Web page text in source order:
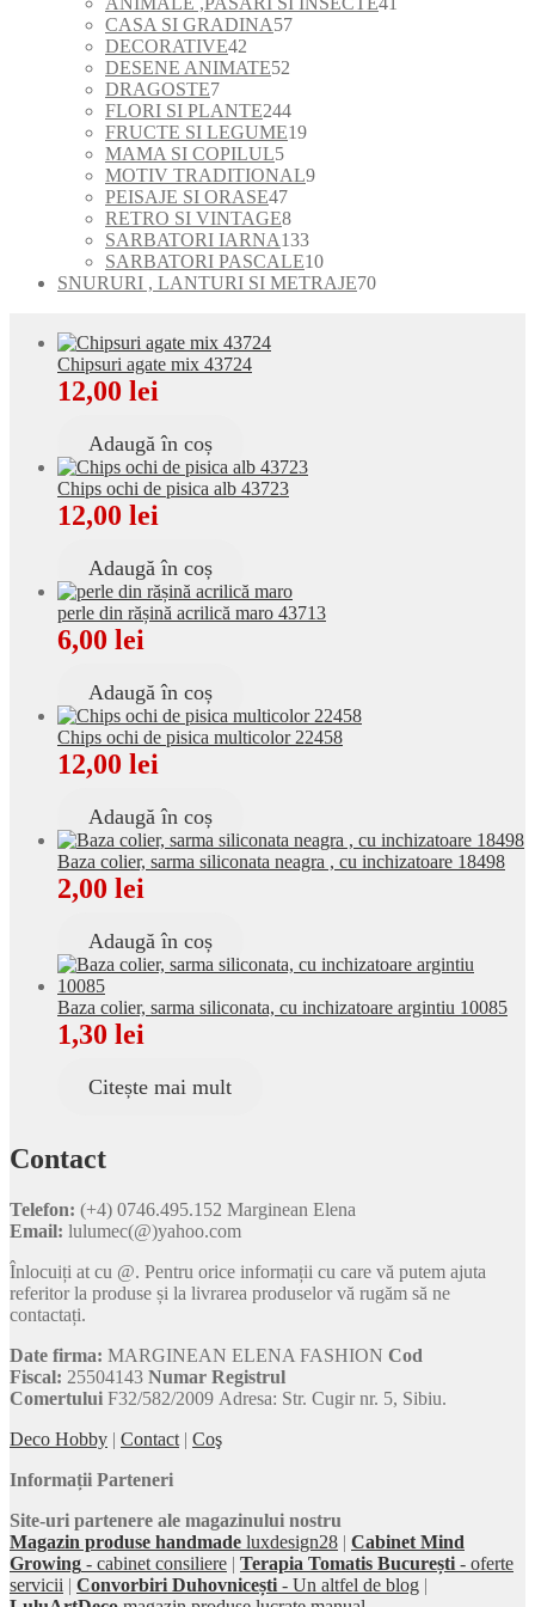
produse
CASA SI GRADINA5757
DECORATIVE42
de
DESENE ANIMATE52
produse
DRAGOSTE77
produse
FLORI SI PLANTE244244
de
FRUCTE SI LEGUME1919
MAMA SI COPILUL55
produse
MOTIV TRADITIONAL99
PEISAJE SI ORASE4747
de
produse
RETRO SI VINTAGE88
produse
SARBATORI IARNA133133
de
produse
SARBATORI PASCALE1010
produse
SNURURI , LANTURI SI METRAJE7070
Chipsuri agate mix 43724
12,00 lei
Adaugă în coș
Chips ochi de pisica alb 43723
12,00 lei
Adaugă în coș
perle din rășină acrilică maro 43713
6,00 lei
Adaugă în coș
Chips ochi de pisica multicolor 22458
12,00 lei
Adaugă în coș
Baza colier, sarma siliconata neagra , cu inchizatoare 18498
2,00 lei
Adaugă în coș
Baza colier, sarma siliconata, cu inchizatoare argintiu 10085
1,30 lei
Citește mai mult
Contact
Telefon: (+4) 0746.495.152 Marginean Elena
Email: lulumec(@)yahoo.com
Înlocuiți at cu @. Pentru orice informații cu care vă putem ajuta
referitor la produse și la livrarea produselor vă rugăm să ne
contactați.
Date firma: MARGINEAN ELENA FASHION Cod
Fiscal: 25504143 Numar Registrul
Comertului F32/582/2009 Adresa: Str. Cugir nr. 5, Sibiu.
Deco Hobby | Contact | Coş
Informații Parteneri
Site-uri partenere ale magazinului nostru
Magazin produse handmade luxdesign28 | Cabinet Mind
Growing - cabinet consiliere | Terapia Tomatis București - oferte
servicii | Convorbiri Duhovnicești - Un altfel de blog |